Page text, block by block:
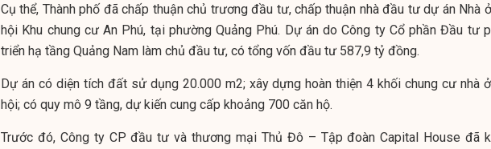
Cụ thể, Thành phố đã chấp thuận chủ trương đầu tư, chấp thuận nhà đầu tư dự án Nhà
hội Khu chung cư An Phú, tại phường Quảng Phú. Dự án do Công ty Cổ phần Đầu tư
triển hạ tầng Quảng Nam làm chủ đầu tư, có tổng vốn đầu tư 587,9 tỷ đồng.
Dự án có diện tích đất sử dụng 20.000 m2; xây dựng hoàn thiện 4 khối chung cư nhà
hội; có quy mô 9 tầng, dự kiến cung cấp khoảng 700 căn hộ.
Trước đó, Công ty CP đầu tư và thương mại Thủ Đô – Tập đoàn Capital House đã